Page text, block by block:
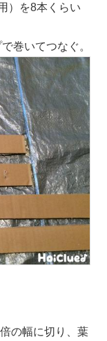
）を8本くらい
巻いてつなぐ。
の幅に切り、葉